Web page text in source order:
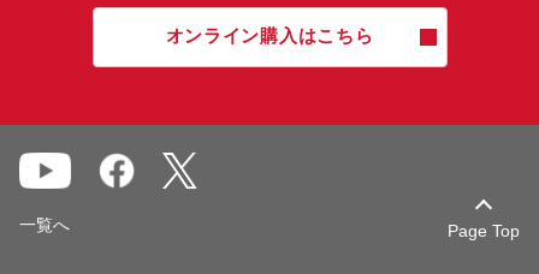
オンライン購入はこちら
Page Top
一覧へ